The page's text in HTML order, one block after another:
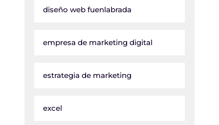
diseño web fuenlabrada
empresa de marketing digital
estrategia de marketing
excel